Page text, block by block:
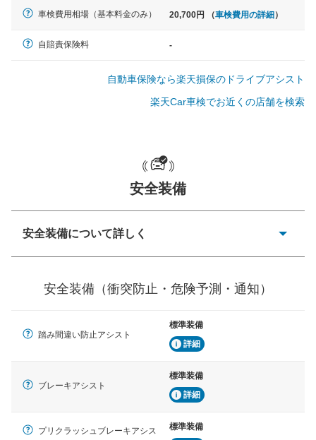
クラウン、アルファード、フォレ
一般的な荷物のサイズの目安
車検費用相場（基本料金のみ） 20,700円 （車検費用の詳細）
自賠責保険料 -
自動車保険なら楽天損保のドライブアシスト
楽天Car車検でお近くの店舗を検索
安全装備
安全装備について詳しく
ーキアシスト、ABSなどが装備されています。
見えにくい場所に潜む危険を予測・通知するためのシス
テムなどが装備されています。
車線のはみだしやふらつきを防止するためにレーンキー
プアシストなどが装備されています
車間距離制御
安全装備（衝突防止・危険予測・通知）
踏み間違い防止アシスト
標準装備
詳細
ブレーキアシスト
標準装備
詳細
プリクラッシュブレーキアシス
標準装備